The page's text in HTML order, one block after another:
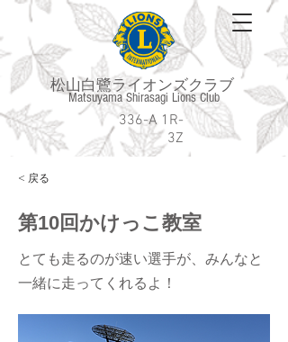
松山白鷺ライオンズクラブ
Matsuyama Shirasagi Lions Club
336-A 1R-
3Z
< 戻る
第10回かけっこ教室
とても走るのが速い選手が、みんなと
一緒に走ってくれるよ！